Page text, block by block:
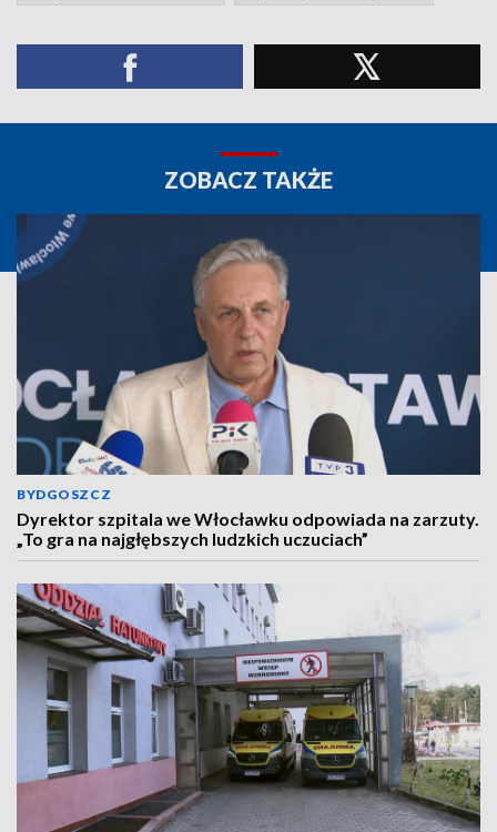
ZOBACZ TAKŻE
BYDGOSZCZ
Dyrektor szpitala we Włocławku odpowiada na zarzuty.
„To gra na najgłębszych ludzkich uczuciach”